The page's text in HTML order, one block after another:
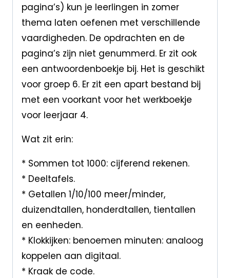
pagina’s) kun je leerlingen in zomer
thema laten oefenen met verschillende
vaardigheden. De opdrachten en de
pagina’s zijn niet genummerd. Er zit ook
een antwoordenboekje bij. Het is geschikt
voor groep 6. Er zit een apart bestand bij
met een voorkant voor het werkboekje
voor leerjaar 4.
Wat zit erin:
* Sommen tot 1000: cijferend rekenen.
* Deeltafels.
* Getallen 1/10/100 meer/minder,
duizendtallen, honderdtallen, tientallen
en eenheden.
* Klokkijken: benoemen minuten: analoog
koppelen aan digitaal.
* Kraak de code.